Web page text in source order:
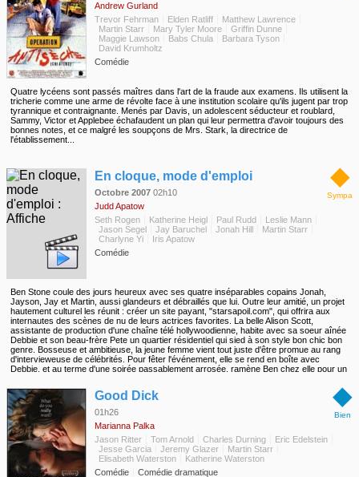
Andrew Gurland
Trevor Fehrman
Elden Ratliff
Matthew Lawrence
Martin Starr
Mary Tyler Moore
Griffin Dunne
Maggie Lawson
Babs Chula
Barbara Tyson
David Krumholtz
Comédie
Quatre lycéens sont passés maîtres dans l'art de la fraude aux examens. Ils utilisent la
tricherie comme une arme de révolte face à une institution scolaire qu'ils jugent par trop
tyrannique et contraignante. Menés par Davis, un adolescent séducteur et roublard,
Sammy, Victor et Applebee échafaudent un plan qui leur permettra d'avoir toujours des
bonnes notes, et ce malgré les soupçons de Mrs. Stark, la directrice de
l'établissement...
◆
Sympa
En cloque, mode d'emploi
Octobre 2007 02h10
Judd Apatow
Seth Rogen
Katherine Heigl Paul Rudd
Leslie Mann
Jason Segel
Jay Baruchel Jonah Hill
Martin Starr
Charlyne Yi
Iris Apatow
Comédie
Ben Stone coule des jours heureux avec ses quatre inséparables copains Jonah,
Jayson, Jay et Martin, aussi glandeurs et débraillés que lui. Outre leur amitié, un projet
hautement culturel les réunit : créer un site payant, "starsapoil.com", qui offrira aux
internautes des scènes de nu de leurs actrices favorites. La belle Alison Scott,
assistante de production d'une chaîne télé hollywoodienne, habite avec sa soeur aînée
Debbie et son beau-frère Pete un quartier résidentiel qui sied à son style bon chic bon
genre. Bosseuse et ambitieuse, la jeune femme vient tout juste d'être promue au rang
d'intervieweuse de célébrités. Pour fêter l'événement, elle se rend en boîte avec
Debbie, et au terme d'une soirée passablement arrosée, ramène Ben chez elle pour un
fermement. Fin de l'histoire ? Pas tout à fait, car, huit semaines plus tard, des nausées
suspectes lui révèlent son état...
◆
Bien
Good Dick
01h26
Marianna Palka
Jason Ritter
Tom Arnold Charles Durning
Eric Edelstein
Jesse Garcia
Jeremy Glazer
Martin Starr
Elisabeth Waterston
Katherine Waterston
Comédie
Comédie dramatique